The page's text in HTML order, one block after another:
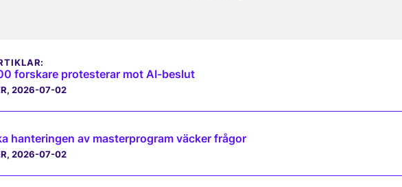
forskare protesterar mot AI-beslut
, 2026-07-02
hanteringen av masterprogram väcker frågor
, 2026-07-02